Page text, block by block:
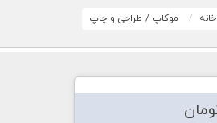
خانه موکاپ / طراحی و چاپ